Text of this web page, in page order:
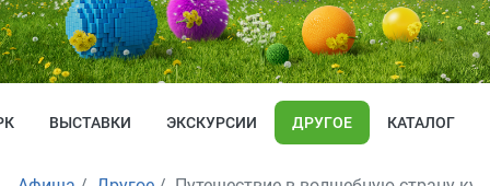
ВЫСТАВКИ ЭКСКУРСИИ ДРУГОЕ КАТАЛОГ